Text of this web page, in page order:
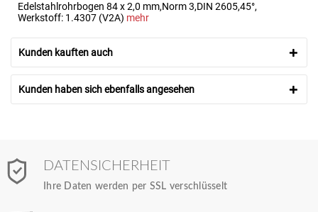
Edelstahlrohrbogen 84 x 2,0 mm,Norm 3,DIN 2605,45°,
Werkstoff: 1.4307 (V2A) mehr
Kunden kauften auch
Kunden haben sich ebenfalls angesehen
DATENSICHERHEIT
Ihre Daten werden per SSL verschlüsselt